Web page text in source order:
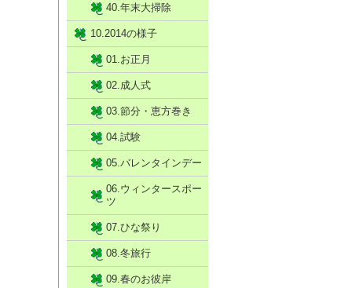
40.年末大掃除
10.2014の様子
01.お正月
02.成人式
03.節分・恵方巻き
04.試験
05.バレンタインデー
06.ウィンタースポー
ツ
07.ひな祭り
08.冬旅行
09.春のお彼岸